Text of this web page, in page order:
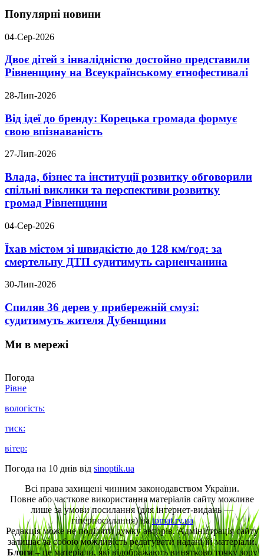
Популярні новини
04-Сер-2026
Двоє дітей з інвалідністю достойно представили
Рівненщину на Всеукраїнському етнофестивалі
28-Лип-2026
Від ідеї до бренду: Корецька громада формує
свою впізнаваність
27-Лип-2026
Влада, бізнес та інституції розвитку обговорили
спільні виклики та перспективи розвитку
громад Рівненщини
04-Сер-2026
Їхав містом зі швидкістю до 128 км/год: за
смертельну ДТП судитимуть сарненчанина
30-Лип-2026
Спиляв 36 дерев у прибережній смузі:
судитимуть жителя Дубенщини
Ми в мережі
Погода
Рівне
вологість:
тиск:
вітер:
Погода на 10 днів від sinoptik.ua
Всі права захищені чинним законодавством України.
Повне або часткове використання матеріалів сайту можливе
лише за умови посилання (для інтернет-видань —
гіперпосилання) наtomat.rv.ua
Редакція може не поділяти думку авторів. Адміністрація сайту
залишає за собою можливість редагувати надані їй матеріали.
Блоги– це матеріали, які відображають винятково точку зору